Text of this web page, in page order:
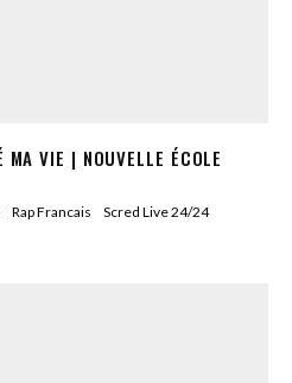
VIE | NOUVELLE ÉCOLE
Rap Francais
Scred Live 24/24